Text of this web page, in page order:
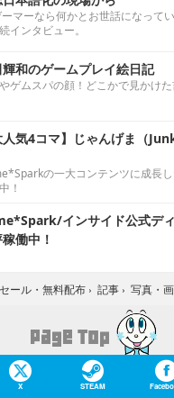
ーマーなら何かとお世話になって
インタビュー。
和のゲームプレイ絵日記
ゲムスパの顔！どこかで見かけ
人気4コマ】じゃんげま（
の一大コンテンツに成長
！
インサイド公式デ
働中！
セール・無料配布 › 記事 › 写真・
X STEAM